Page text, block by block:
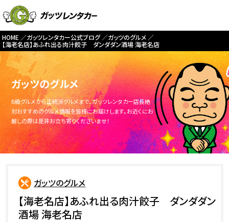
HOME ガッツレンタカー公式ブログ
ガッツのグルメ
【海老名店】あふれ出る肉汁餃子 ダンダダン酒場 海老名店
ガッツのグルメ
B級グルメから正統派グルメまで、ガッツレンタカー店長絶
対おすすめのグルメ情報を皆様にお届けします。お近くにお
越しの際は是非お立ち寄りくださいませ！
ガッツのグルメ
【海老名店】あふれ出る肉汁餃子 ダンダダン
酒場 海老名店